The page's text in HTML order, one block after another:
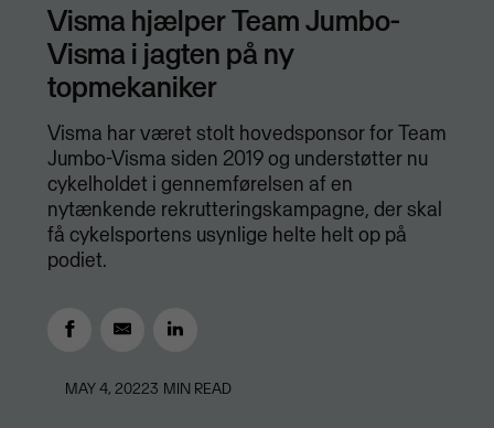
Visma hjælper Team Jumbo-
Visma i jagten på ny
topmekaniker
Visma har været stolt hovedsponsor for Team
Jumbo-Visma siden 2019 og understøtter nu
cykelholdet i gennemførelsen af en
nytænkende rekrutteringskampagne, der skal
få cykelsportens usynlige helte helt op på
podiet.
MAY 4, 20223 MIN READ